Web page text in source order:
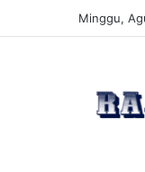
Minggu,